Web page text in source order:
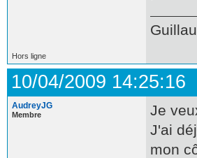
Hors ligne
10/04/2009 14:25:16
AudreyJG
Membre
Je
J'ai
mon